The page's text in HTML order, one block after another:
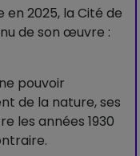
en 2025, la Cité de
de son œuvre :
pouvoir
de la nature, ses
les années 1930